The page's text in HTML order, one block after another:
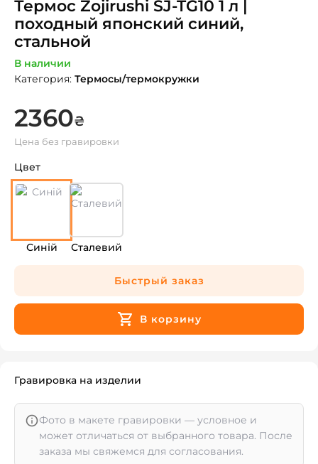
Термос Zojirushi SJ-TG10 1 л |
походный японский синий,
стальной
В наличии
Категория: Термосы/термокружки
2360₴
Цена без гравировки
Цвет
Синій Сталевий
Быстрый заказ
В корзину
Гравировка на изделии
Фото в макете гравировки — условное и
может отличаться от выбранного товара. После
заказа мы свяжемся для согласования.